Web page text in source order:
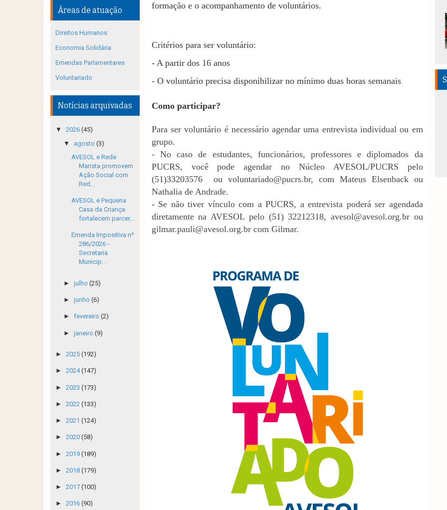
formação e o acompanhamento de voluntários.
Critérios para ser voluntário:
- A partir dos 16 anos
- O voluntário precisa disponibilizar no mínimo duas horas semanais
Como participar?
Para ser voluntário é necessário agendar uma entrevista individual ou em
grupo.
- No caso de estudantes, funcionários, professores e diplomados da
PUCRS, você pode agendar no Núcleo AVESOL/PUCRS pelo
(51)33203576 ou voluntariado@pucrs.br, com Mateus Elsenback ou
Nathalia de Andrade.
- Se não tiver vínculo com a PUCRS, a entrevista poderá ser agendada
diretamente na AVESOL pelo (51) 32212318, avesol@avesol.org.brou
gilmar.pauli@avesol.org.brcom Gilmar.
Áreas de atuação
Direitos Humanos
Economia Solidária
Emendas Parlamentares
Voluntariado
Notícias arquivadas
▼ 2026 (45)
▼ agosto (3)
AVESOL e Rede
Marista promovem
Ação Social com
Red...
AVESOL e Pequena
Casa da Criança
fortalecem parcer...
Emenda Impositiva nº
286/2026 -
Secretaria
Municip...
► julho (25)
► junho (6)
► fevereiro (2)
► janeiro (9)
► 2025 (192)
► 2024(147)
► 2023 (173)
► 2022 (133)
► 2021 (124)
► 2020 (58)
► 2019 (189)
► 2018 (179)
► 2017 (100)
► 2016 (90)